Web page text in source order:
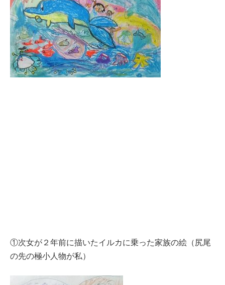
①次女が２年前に描いたイルカに乗った家族の絵（尻尾
の先の極小人物が私）